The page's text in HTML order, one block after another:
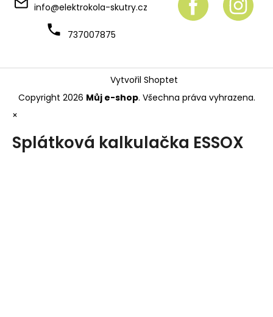
info@elektrokola-skutry.cz
737007875
Vytvořil Shoptet
Copyright 2026 Můj e-shop. Všechna práva vyhrazena.
×
Splátková kalkulačka ESSOX